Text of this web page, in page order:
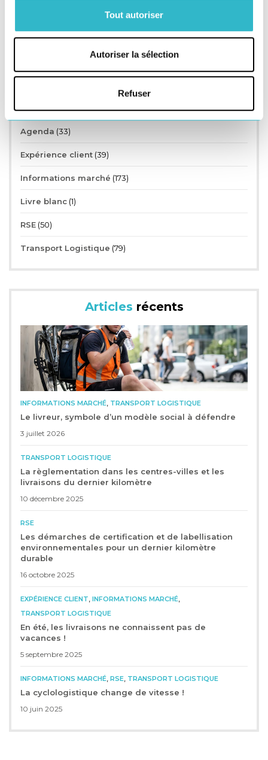
Tout autoriser
Autoriser la sélection
Refuser
LIVREUR À VÉLO SOCIAL
Catégories
Agenda (33)
Expérience client (39)
Informations marché (173)
Livre blanc (1)
RSE (50)
Transport Logistique (79)
Articles récents
INFORMATIONS MARCHÉ TRANSPORT LOGISTIQUE
Le livreur, symbole d’un modèle social à défendre
3 juillet 2026
TRANSPORT LOGISTIQUE
La règlementation dans les centres-villes et les
livraisons du dernier kilomètre
10 décembre 2025
RSE
Les démarches de certification et de labellisation
environnementales pour un dernier kilomètre
durable
16 octobre 2025
EXPÉRIENCE CLIENT INFORMATIONS MARCHÉ
TRANSPORT LOGISTIQUE
En été, les livraisons ne connaissent pas de
vacances !
5 septembre 2025
INFORMATIONS MARCHÉ RSE TRANSPORT LOGISTIQUE
La cyclologistique change de vitesse !
10 juin 2025